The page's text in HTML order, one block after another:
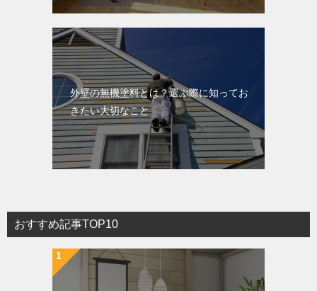
外壁の無機塗料とは？選ぶ際に知ってお
きたい大切なこと
おすすめ記事TOP10